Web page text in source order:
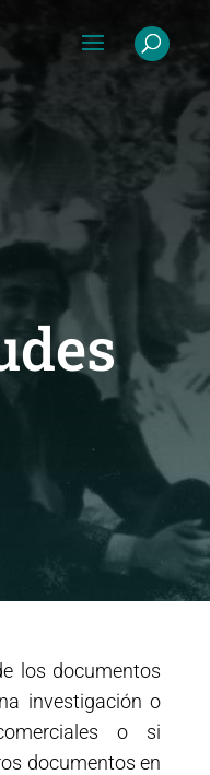
los documentos
investigación o
o si
documentos en